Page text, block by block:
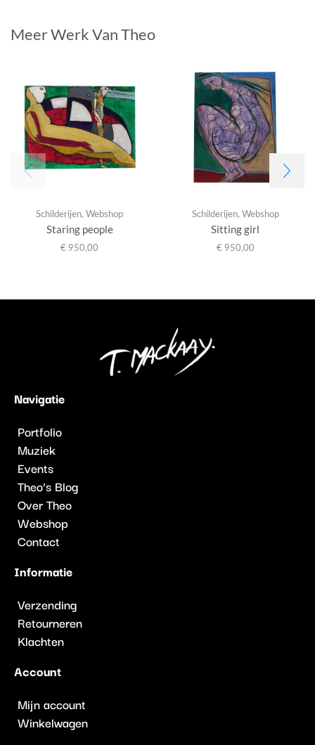
Meer Werk Van Theo
Schilderijen,Webshop
Staring people
€ 950,00
Schilderijen, Webshop
Sitting girl
€ 950,00
Navigatie
Portfolio
Muziek
Events
Theo’s Blog
Over Theo
Webshop
Contact
Informatie
Verzending
Retourneren
Klachten
Account
Mijn account
Winkelwagen